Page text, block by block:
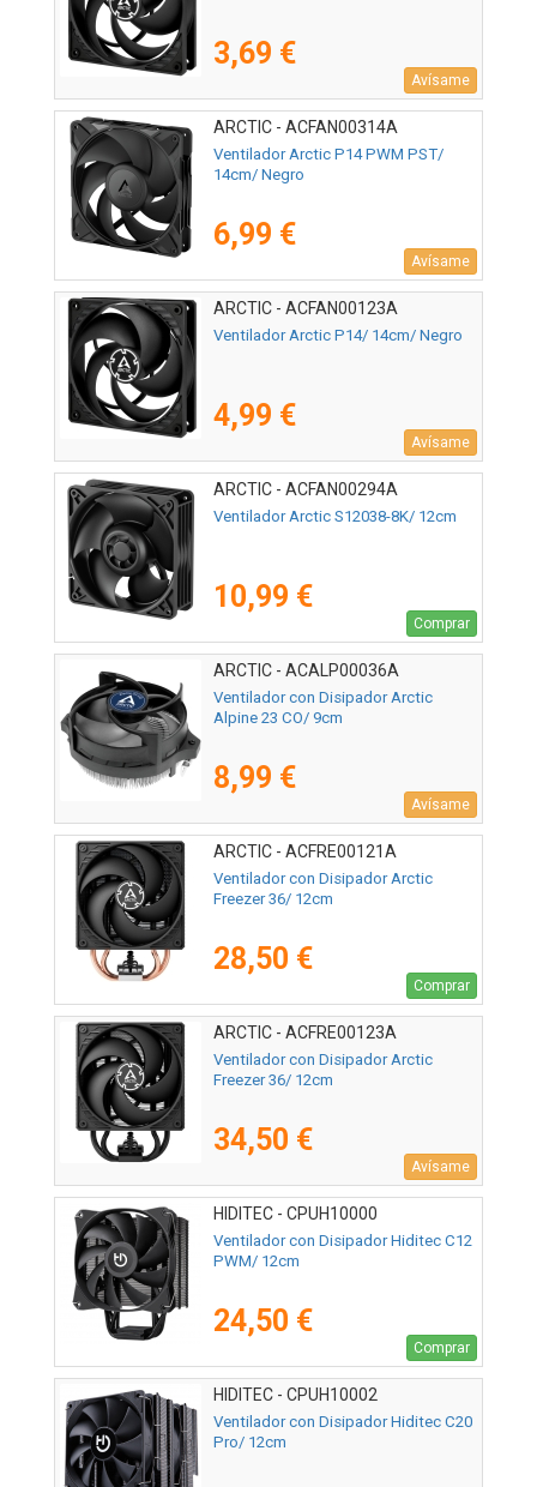
3,69 €
Avísame
ARCTIC - ACFAN00314A
Ventilador Arctic P14 PWM PST/
14cm/ Negro
6,99 €
Avísame
ARCTIC - ACFAN00123A
Ventilador Arctic P14/ 14cm/ Negro
4,99 €
Avísame
ARCTIC - ACFAN00294A
Ventilador Arctic S12038-8K/ 12cm
10,99 €
Comprar
ARCTIC - ACALP00036A
Ventilador con Disipador Arctic
Alpine 23 CO/ 9cm
8,99 €
Avísame
ARCTIC - ACFRE00121A
Ventilador con Disipador Arctic
Freezer 36/ 12cm
28,50 €
Comprar
ARCTIC - ACFRE00123A
Ventilador con Disipador Arctic
Freezer 36/ 12cm
34,50 €
Avísame
HIDITEC - CPUH10000
Ventilador con Disipador Hiditec C12
PWM/ 12cm
24,50 €
Comprar
HIDITEC - CPUH10002
Ventilador con Disipador Hiditec C20
Pro/ 12cm